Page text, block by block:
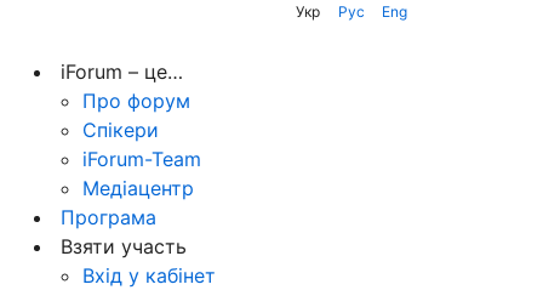
Укр Рус Eng
iForum – це…
Про форум
Спікери
iForum-Team
Медіацентр
Програма
Взяти участь
Вхід у кабінет